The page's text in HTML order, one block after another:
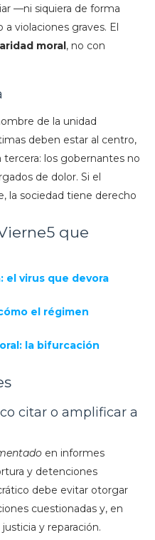
—ni siquiera de forma
violaciones graves. El
moral , no con
de la unidad
deben estar al centro,
tercera: los gobernantes no
de dolor. Si el
la sociedad tiene derecho
que
el virus que devora
el régimen
la bifurcación
citar o amplificar a
en informes
y detenciones
debe evitar otorgar
cuestionadas y, en
y reparación.